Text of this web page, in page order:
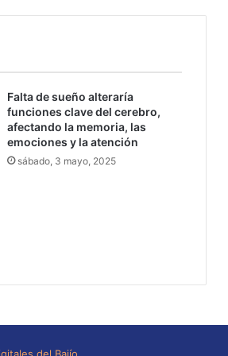
Falta de sueño alteraría
funciones clave del cerebro,
afectando la memoria, las
emociones y la atención
sábado, 3 mayo, 2025